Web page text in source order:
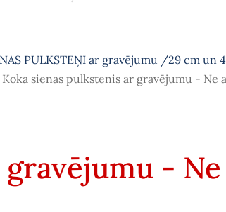
PULKSTEŅI ar gravējumu /29 cm un
Koka sienas pulkstenis ar gravējumu - Ne
- Ne